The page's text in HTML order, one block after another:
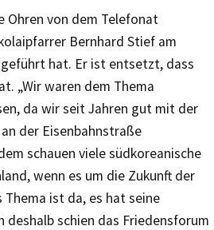
Ohren von dem Telefonat
Bernhard Stief am
hat. Er ist entsetzt, dass
„Wir waren dem Thema
da wir seit Jahren gut mit der
der Eisenbahnstraße
schauen viele südkoreanische
wenn es um die Zukunft der
ist da, es hat seine
deshalb schien das Friedensforum